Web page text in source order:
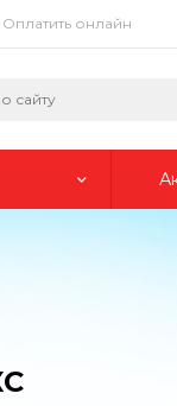
Оплатить онлайн